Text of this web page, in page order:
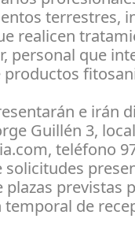
terrestres,
realicen
personal que
e irán
Guillén 3,
teléfono
solicitudes
previstas
de